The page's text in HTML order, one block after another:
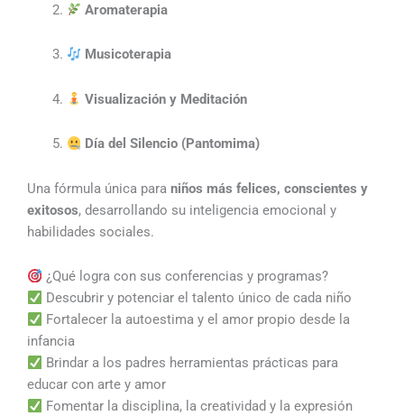
Aromaterapia
Musicoterapia
Visualización y Meditación
Día del Silencio (Pantomima)
Una fórmula única para niños más felices, conscientes y
exitosos, desarrollando su inteligencia emocional y
habilidades sociales.
¿Qué logra con sus conferencias y programas?
Descubrir y potenciar el talento único de cada niño
Fortalecer la autoestima y el amor propio desde la
infancia
Brindar a los padres herramientas prácticas para
educar con arte y amor
Fomentar la disciplina, la creatividad y la expresión